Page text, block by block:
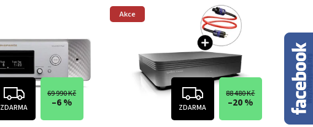
ZDARMA
69 990 Kč
–6 %
Akce
ZDARMA
88 480 Kč
–20 %